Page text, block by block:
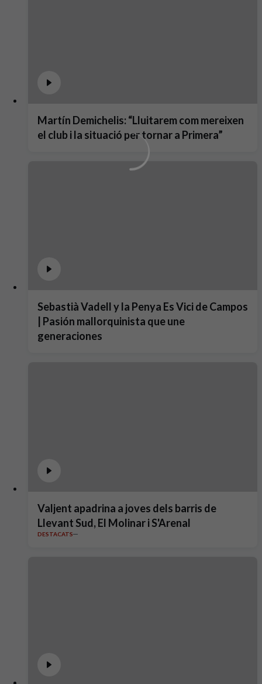
Martín Demichelis: “Lluitarem com mereixen
el club i la situació per tornar a Primera”
Sebastià Vadell y la Penya Es Vici de Campos
| Pasión mallorquinista que une
generaciones
Valjent apadrina a joves dels barris de
Llevant Sud, El Molinar i S'Arenal
DESTACATS